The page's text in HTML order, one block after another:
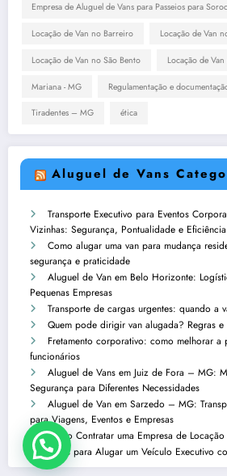
Empresa de Aluguel de Vans para Passeios para
Locação de Van no Barreiro Locação de Van
Locação de Van no São Bento Locação de
Mariana - MG Regulamentação e
Tiradentes – MG ética
Aluguel de Vans
Transporte Executivo para Eventos
Vizinhas: Segurança, Pontualidade e Eficiência
Como alugar uma van para mudança
segurança e praticidade
Aluguel de Van em Belo Horizonte:
Pequenas Empresas
Transporte de cargas urgentes: quando a
Quem pode dirigir van alugada? Regras e
Fretamento corporativo: como melhorar
funcionários
Aluguel de Vans em Juiz de Fora – MG:
Segurança para Diferentes Necessidades
Aluguel de Van em Sarzedo – MG:
para Viagens, Eventos e Empresas
Como Contratar uma Empresa de
Dicas para Alugar um Veículo Executivo